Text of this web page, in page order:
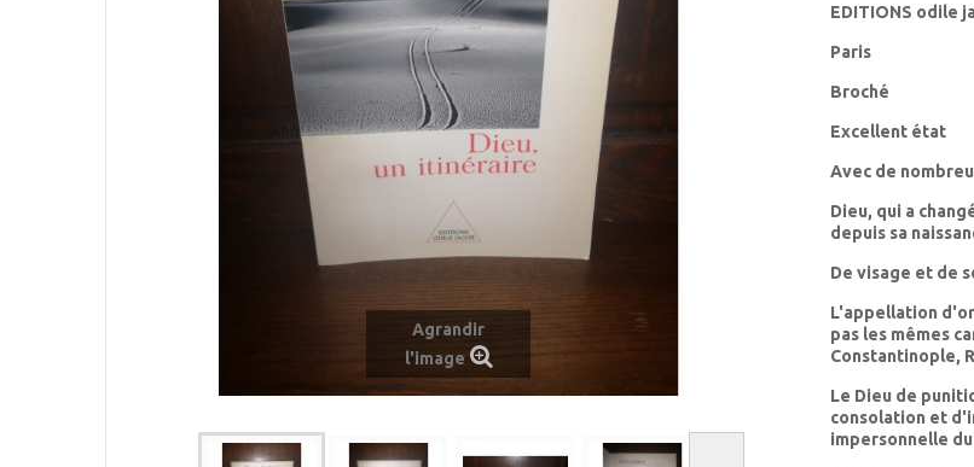
Agrandir
l'image
EDITIONS odile
Paris
Broché
Excellent état
Avec de
Dieu, qui a
depuis sa
De visage et de
L'appellation
pas les mêmes
Constantinople,
Le Dieu de
consolation et
impersonnelle